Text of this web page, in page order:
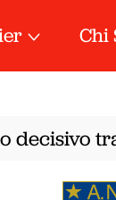
Chi
tra